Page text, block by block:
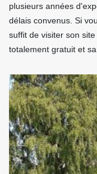
plusieurs années
délais convenus. Si
suffit de visiter son
totalement gratuit et